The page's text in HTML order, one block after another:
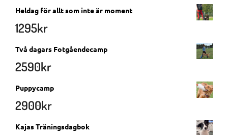
Heldag för allt som inte är moment
1295kr
Två dagars Fotgåendecamp
2590kr
Puppycamp
2900kr
Kajas Träningsdagbok